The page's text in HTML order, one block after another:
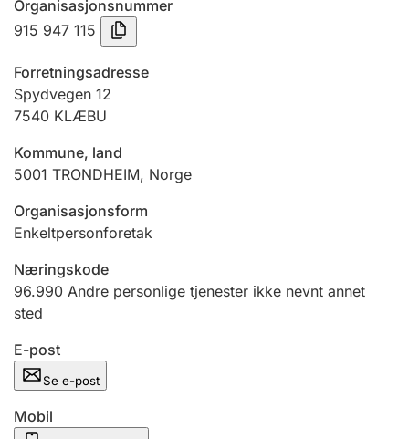
Tinglysing
Jeger
Ektepaktveileder
Offentlig sektor
Andre tema
Organisasjonsnummer
915 947 115
Forretningsadresse
Spydvegen 12
7540 KLÆBU
Kommune, land
5001 TRONDHEIM, Norge
Organisasjonsform
Enkeltpersonforetak
Næringskode
96.990 Andre personlige tjenester ikke nevnt annet
sted
E-post
Se e-post
Mobil